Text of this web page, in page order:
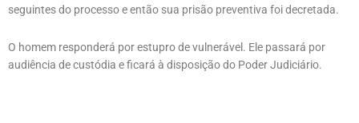
seguintes do processo e então sua prisão preventiva foi decretada.
O homem responderá por estupro de vulnerável. Ele passará por
audiência de custódia e ficará à disposição do Poder Judiciário.